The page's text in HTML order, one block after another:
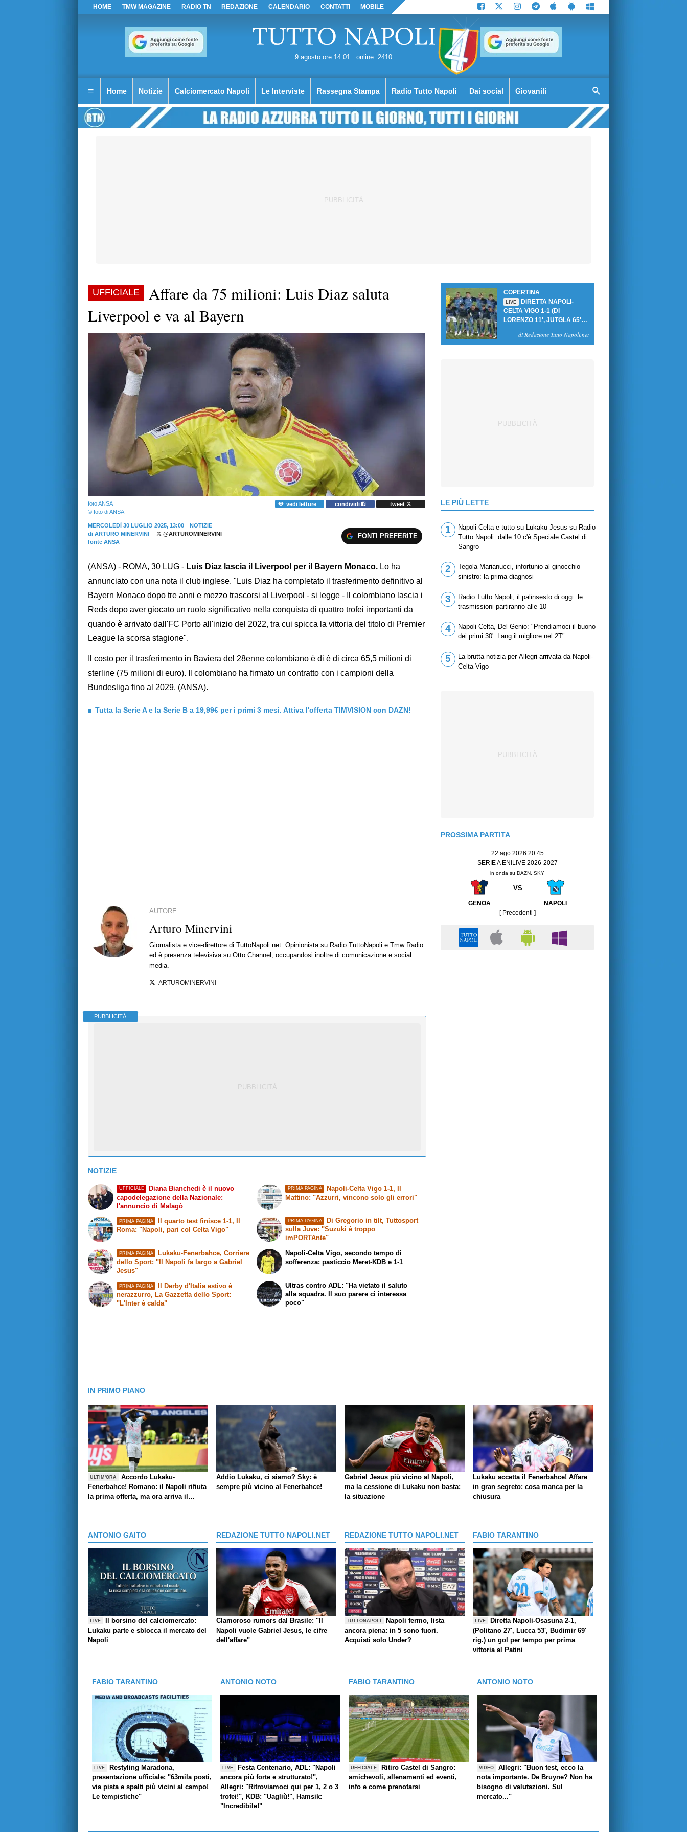
HOME TMW MAGAZINE RADIO TN REDAZIONE CALENDARIO CONTATTI MOBILE
9 agosto ore 14:01 online: 2410
Home Notizie Calciomercato Napoli Le Interviste Rassegna Stampa Radio Tutto Napoli Dai social Giovanili
UFFICIALE
Affare da 75 milioni: Luis Diaz saluta
Liverpool e va al Bayern
foto ANSA
© foto di ANSA
vedi letture condividi tweet
MERCOLEDÌ 30 LUGLIO 2025, 13:00
NOTIZIE
di ARTURO MINERVINI
@ARTUROMINERVINI
fonte ANSA
FONTI PREFERITE
(ANSA) - ROMA, 30 LUG - Luis Diaz lascia il Liverpool per il Bayern Monaco. Lo ha
annunciato con una nota il club inglese. "Luis Diaz ha completato il trasferimento definitivo al
Bayern Monaco dopo tre anni e mezzo trascorsi al Liverpool - si legge - Il colombiano lascia i
Reds dopo aver giocato un ruolo significativo nella conquista di quattro trofei importanti da
quando è arrivato dall'FC Porto all'inizio del 2022, tra cui spicca la vittoria del titolo di Premier
League la scorsa stagione".
Il costo per il trasferimento in Baviera del 28enne colombiano è di è di circa 65,5 milioni di
sterline (75 milioni di euro). Il colombiano ha firmato un contratto con i campioni della
Bundesliga fino al 2029. (ANSA).
Tutta la Serie A e la Serie B a 19,99€ per i primi 3 mesi. Attiva l'offerta TIMVISION con DAZN!
AUTORE
Arturo Minervini
Giornalista e vice-direttore di TuttoNapoli.net. Opinionista su Radio TuttoNapoli e Tmw Radio
ed è presenza televisiva su Otto Channel, occupandosi inoltre di comunicazione e social
media.
ARTUROMINERVINI
PUBBLICITÀ
NOTIZIE
UFFICIALE
Diana Bianchedi è il nuovo
capodelegazione della Nazionale:
l'annuncio di Malagò
PRIMA PAGINA Il quarto test finisce 1-1,
Roma: "Napoli, pari col Celta Vigo"
PRIMA PAGINA Napoli-Celta Vigo 1-1, Il
Mattino: "Azzurri, vincono solo gli errori"
PRIMA PAGINA Di Gregorio in tilt, Tuttosport
sulla Juve: "Suzuki è troppo
imPORTAnte"
PRIMA PAGINA Lukaku-Fenerbahce, Corriere
dello Sport: "Il Napoli fa largo a Gabriel
Jesus"
PRIMA PAGINA
Il Derby d'Italia estivo è
nerazzurro, La Gazzetta dello Sport:
"L'Inter è calda"
Napoli-Celta Vigo, secondo tempo di
sofferenza: pasticcio Meret-KDB e 1-1
Ultras contro ADL: "Ha vietato il saluto
alla squadra. Il suo parere ci interessa
poco"
COPERTINA
LIVE
DIRETTA NAPOLI-
CELTA VIGO 1-1 (DI
LORENZO 11', JUTGLA 65'):
BRUYNE NEGA LA
di Redazione Tutto Napoli.net
LE PIÙ LETTE
1
Napoli-Celta e tutto su Lukaku-Jesus su Radio
Tutto Napoli: dalle 10 c'è Speciale Castel di
Sangro
2
Tegola Marianucci, infortunio al ginocchio
sinistro: la prima diagnosi
3
Radio Tutto Napoli, il palinsesto di oggi: le
trasmissioni partiranno alle 10
4
Napoli-Celta, Del Genio: "Prendiamoci il buono
dei primi 30'. Lang il migliore nel 2T"
5
La brutta notizia per Allegri arrivata da Napoli-
Celta Vigo
PROSSIMA PARTITA
22 ago 2026 20:45
SERIE A ENILIVE 2026-2027
in onda su DAZN, SKY
VS
GENOA
NAPOLI
[ Precedenti ]
IN PRIMO PIANO
ULTIM'ORA
Accordo Lukaku-
Fenerbahce! Romano: il Napoli rifiuta
la prima offerta, ma ora arriva il
Addio Lukaku, ci siamo? Sky: è
sempre più vicino al Fenerbahce!
Gabriel Jesus più vicino al Napoli,
ma la cessione di Lukaku non basta:
la situazione
Lukaku accetta il Fenerbahce! Affare
in gran segreto: cosa manca per la
chiusura
ANTONIO GAITO
LIVE
Il borsino del calciomercato:
Lukaku parte e sblocca il mercato del
Napoli
REDAZIONE TUTTO NAPOLI.NET
Clamoroso rumors dal Brasile: "Il
Napoli vuole Gabriel Jesus, le cifre
dell'affare"
REDAZIONE TUTTO NAPOLI.NET
TUTTONAPOLI
Napoli fermo, lista
ancora piena: in 5 sono fuori.
Acquisti solo Under?
FABIO TARANTINO
LIVE
Diretta Napoli-Osasuna 2-1,
(Politano 27', Lucca 53', Budimir 69'
rig.) un gol per tempo per prima
vittoria al Patini
FABIO TARANTINO
LIVE
Restyling Maradona,
presentazione ufficiale: "63mila posti,
via pista e spalti più vicini al campo!
Le tempistiche"
ANTONIO NOTO
LIVE
Festa Centenario, ADL: "Napoli
ancora più forte e strutturato!",
Allegri: "Ritroviamoci qui per 1, 2 o 3
trofei!", KDB: "Uagliù!", Hamsik:
"Incredibile!"
FABIO TARANTINO
UFFICIALE
Ritiro Castel di Sangro:
amichevoli, allenamenti ed eventi,
info e come prenotarsi
ANTONIO NOTO
VIDEO
Allegri: "Buon test, ecco la
nota importante. De Bruyne? Non ha
bisogno di valutazioni. Sul
mercato..."